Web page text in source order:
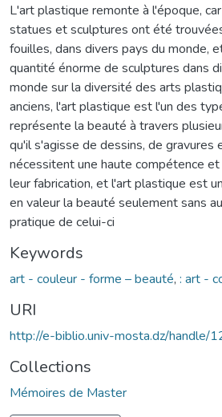
L'art plastique remonte à l'époque,
statues et sculptures ont été
fouilles, dans divers pays du monde,
quantité énorme de sculptures dans
monde sur la diversité des arts
anciens, l'art plastique est l'un des
représente la beauté à travers
qu'il s'agisse de dessins, de gravures
nécessitent une haute compétence
leur fabrication, et l'art plastique est
en valeur la beauté seulement sans
pratique de celui-ci
Keywords
art - couleur - forme – beauté, : art -
URI
http://e-biblio.univ-mosta.dz/
Collections
Mémoires de Master